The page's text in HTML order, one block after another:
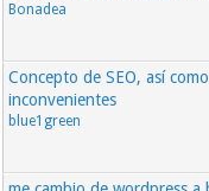
Bonadea
Concepto de SEO, así
inconvenientes
blue1green